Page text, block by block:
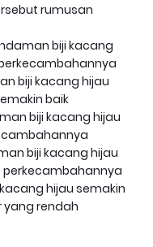
rumusan
biji kacang
biji kacang hijau
baik
biji kacang hijau
biji kacang hijau
hijau semakin
yang rendah